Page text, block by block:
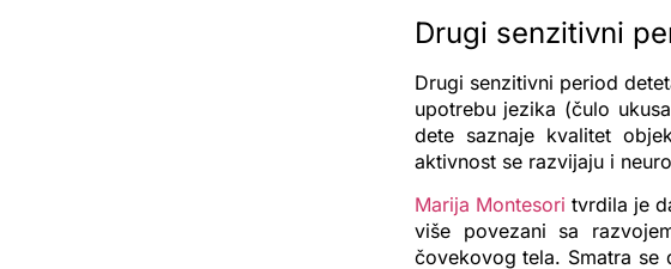
Drugi senzitivni
Drugi senzitivni period
upotrebu jezika (čulo
dete saznaje kvalitet
aktivnost se razvijaju i
Marija Montesori tvrdila je
više povezani sa
čovekovog tela. Smatra se